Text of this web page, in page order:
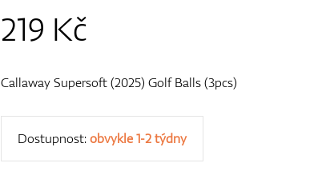
219 Kč
Callaway Supersoft (2025) Golf Balls (3pcs)
Dostupnost:obvykle 1-2 týdny